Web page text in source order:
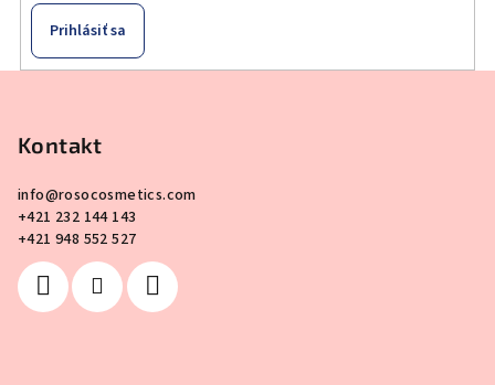
Prihlásiť sa
Kontakt
info@rosocosmetics.com
+421 232 144 143
+421 948 552 527